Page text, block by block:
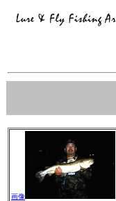
画像